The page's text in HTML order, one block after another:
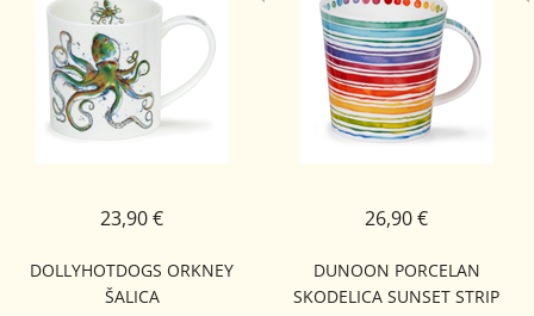
DOLLYHOTDOGS ORKNEY
ŠALICA
23,90 €
DUNOON PORCELAN
SKODELICA SUNSET STRIP
26,90 €